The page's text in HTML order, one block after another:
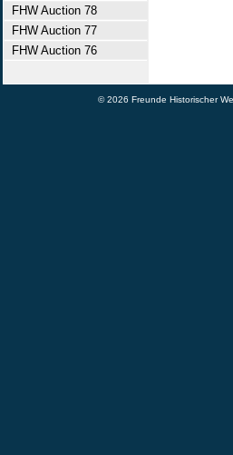
FHW Auction 78
FHW Auction 77
FHW Auction 76
© 2026 Freunde Historischer